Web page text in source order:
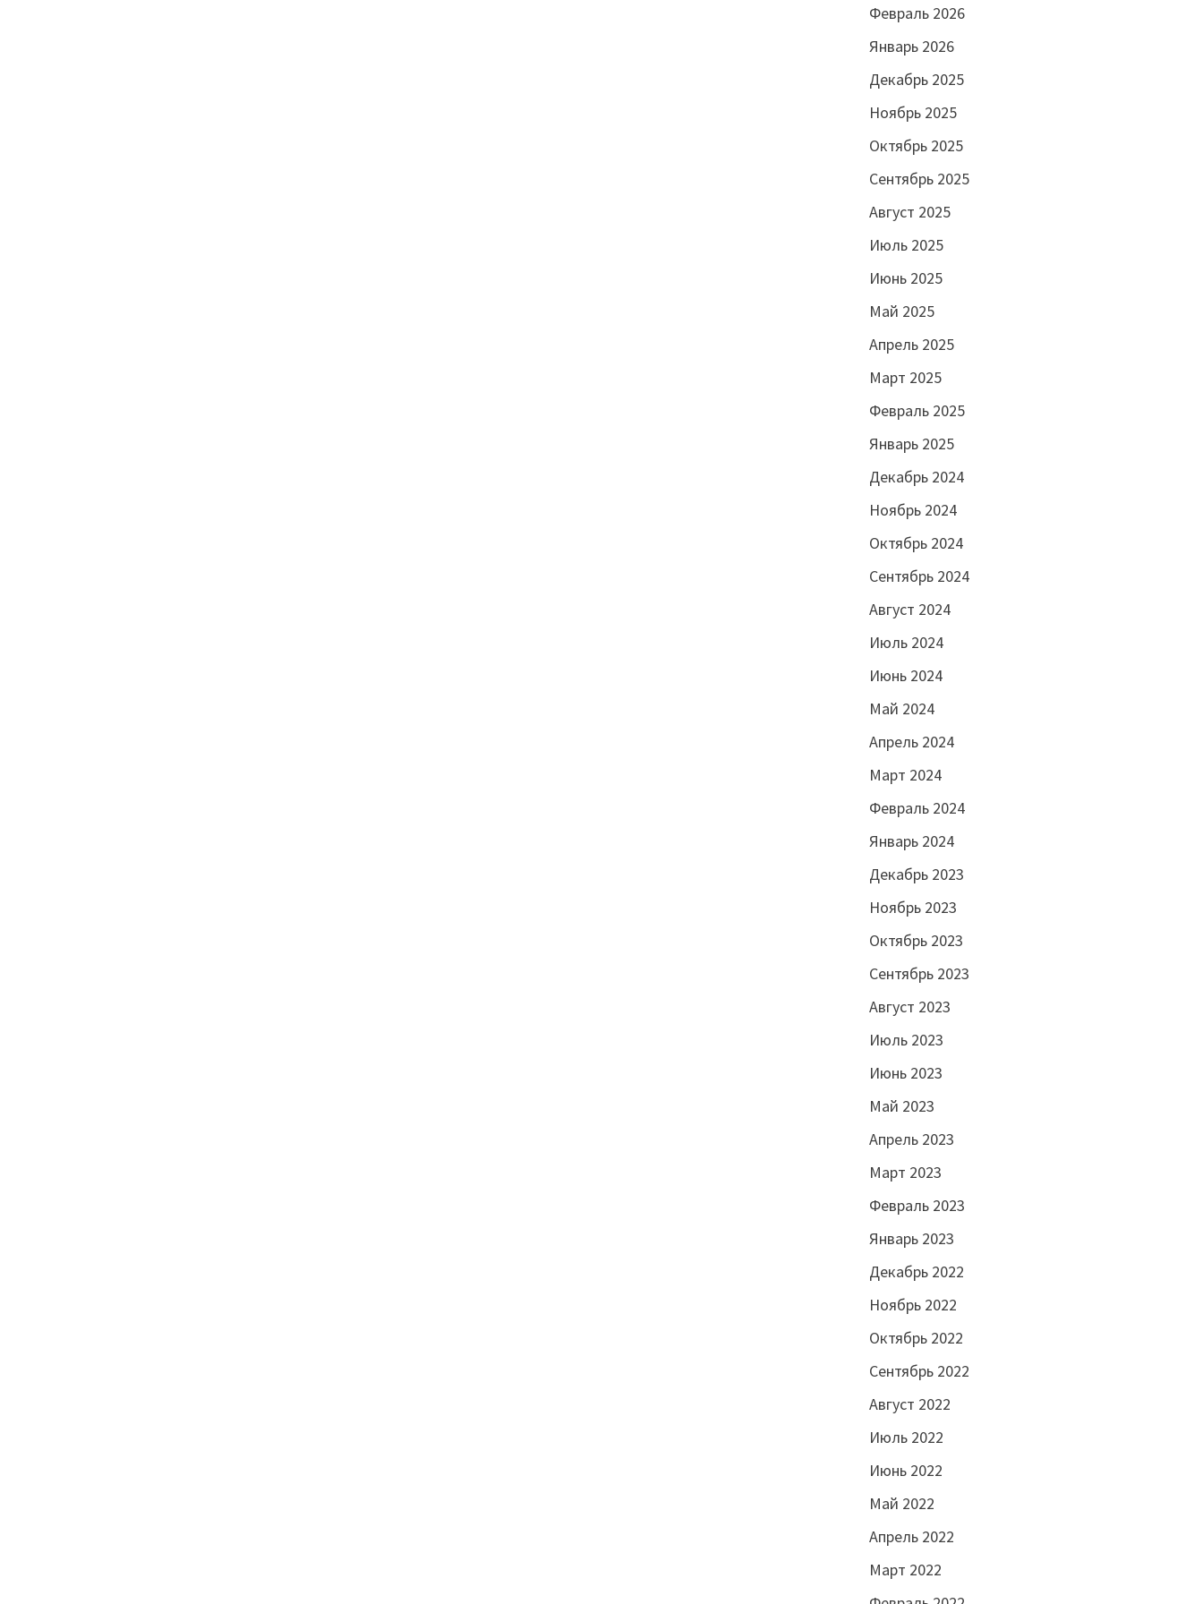
Февраль 2026
Январь 2026
Декабрь 2025
Ноябрь 2025
Октябрь 2025
Сентябрь 2025
Август 2025
Июль 2025
Июнь 2025
Май 2025
Апрель 2025
Март 2025
Февраль 2025
Январь 2025
Декабрь 2024
Ноябрь 2024
Октябрь 2024
Сентябрь 2024
Август 2024
Июль 2024
Июнь 2024
Май 2024
Апрель 2024
Март 2024
Февраль 2024
Январь 2024
Декабрь 2023
Ноябрь 2023
Октябрь 2023
Сентябрь 2023
Август 2023
Июль 2023
Июнь 2023
Май 2023
Апрель 2023
Март 2023
Февраль 2023
Январь 2023
Декабрь 2022
Ноябрь 2022
Октябрь 2022
Сентябрь 2022
Август 2022
Июль 2022
Июнь 2022
Май 2022
Апрель 2022
Март 2022